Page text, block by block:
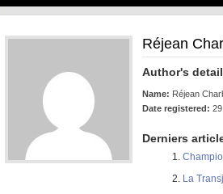
Réjean
Author's
Name: Réjean
Date registered:
Derniers
La